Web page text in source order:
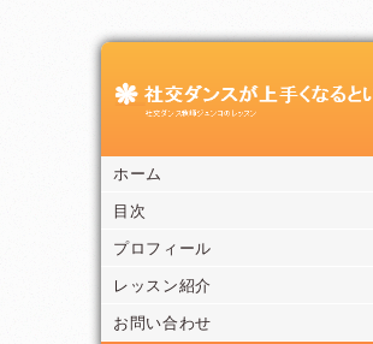
ホーム
目次
プロフィール
レッスン紹介
お問い合わせ